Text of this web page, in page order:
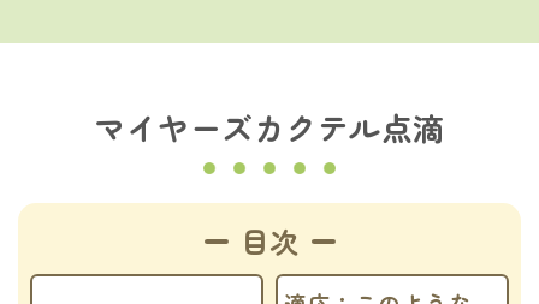
マイヤーズカクテル点滴
目次